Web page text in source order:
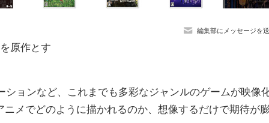
編集部にメッセージを
原作とす
ョンなど、これまでも多彩なジャンルのゲームが映像
メでどのように描かれるのか、想像するだけで期待が